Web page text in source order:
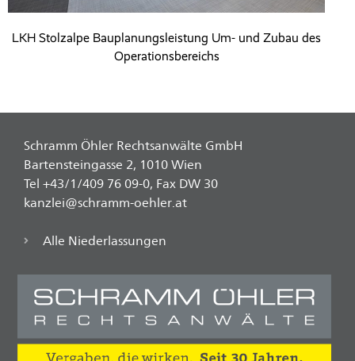
LKH Stolzalpe Bauplanungsleistung Um- und Zubau des
Operationsbereichs
Schramm Öhler Rechtsanwälte GmbH
Bartensteingasse 2, 1010 Wien
Tel +43/1/409 76 09-0, Fax DW 30
kanzlei@schramm-oehler.at
Alle Niederlassungen